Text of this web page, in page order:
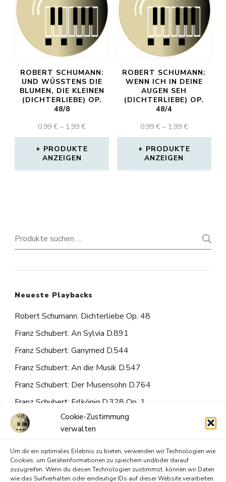
Cookie-Zustimmung
verwalten
Um dir ein optimales Erlebnis zu bieten, verwenden wir Technologien wie
Cookies, um Geräteinformationen zu speichern und/oder darauf
zuzugreifen. Wenn du diesen Technologien zustimmst, können wir Daten
wie das Surfverhalten oder eindeutige IDs auf dieser Website verarbeiten.
ROBERT SCHUMANN:
UND WÜSSTENS DIE
BLUMEN, DIE KLEINEN
(DICHTERLIEBE) OP.
48/8
0,99€ – 1,99€PREISSPANNE:
0,99 €
BIS
PRODUKTE
ANZEIGEN
ROBERT SCHUMANN:
WENN ICH IN DEINE
AUGEN SEH
(DICHTERLIEBE) OP.
48/4
0,99 € – 1,99 €
0,99 €
BIS
PRODUKTE
ANZEIGEN
Suchen
nach:
Neueste Playbacks
Robert Schumann: Dichterliebe Op. 48
Franz Schubert: An Sylvia D.891
Franz Schubert: Ganymed D.544
Franz Schubert: An die Musik D.547
Franz Schubert: Der Musensohn D.764
Franz Schubert: Erlkönig D.328 Op. 1
Franz Schubert: Du bist die Ruh D.776
Franz Schubert: Lied der Mignon (Nur wer die
Sehnsucht kennt) D.877
W.A. Mozart: Abend empfindung an Laura K.253